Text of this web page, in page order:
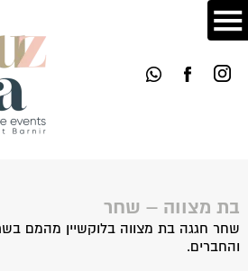
בת מצווה – שחר
שחר חגגה בת מצווה בלוקשיין מהמם
והחברים.